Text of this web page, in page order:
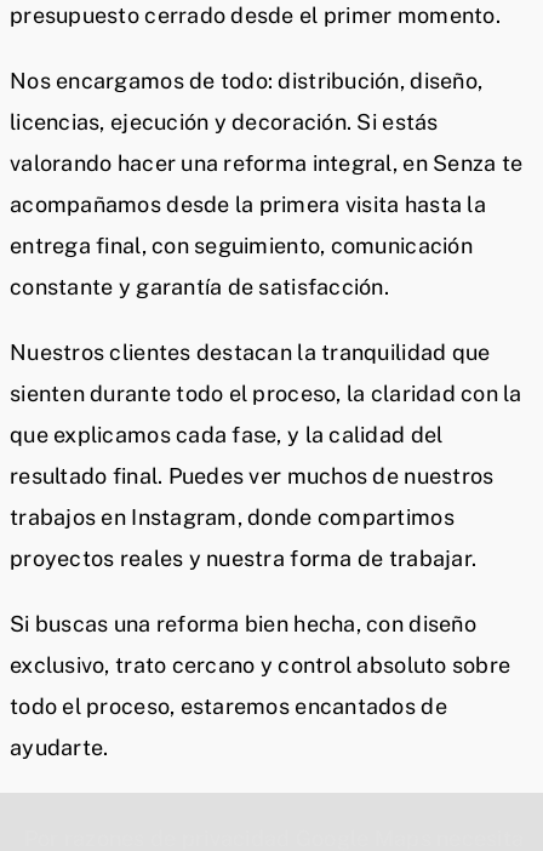
presupuesto cerrado desde el primer momento.
Nos encargamos de todo: distribución, diseño,
licencias, ejecución y decoración. Si estás
valorando hacer una reforma integral, en Senza te
acompañamos desde la primera visita hasta la
entrega final, con seguimiento, comunicación
constante y garantía de satisfacción.
Nuestros clientes destacan la tranquilidad que
sienten durante todo el proceso, la claridad con la
que explicamos cada fase, y la calidad del
resultado final. Puedes ver muchos de nuestros
trabajos en Instagram, donde compartimos
proyectos reales y nuestra forma de trabajar.
Si buscas una reforma bien hecha, con diseño
exclusivo, trato cercano y control absoluto sobre
todo el proceso, estaremos encantados de
ayudarte.